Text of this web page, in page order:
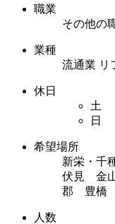
職業
その他の
業種
流通業 リ
休日
土
日
希望場所
新栄・千
伏見 金
郡 豊橋
人数